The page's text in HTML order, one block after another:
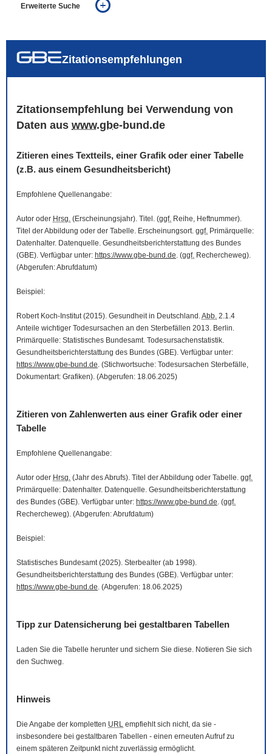
Erweiterte Suche
auch in allen Texten suchen (Volltextsuche)
Zitationsempfehlungen
Zitationsempfehlung bei Verwendung von
Daten aus www.gbe-bund.de
Zitieren eines Textteils, einer Grafik oder einer Tabelle
(z.B. aus einem Gesundheitsbericht)
Empfohlene Quellenangabe:
Autor oder Hrsg. (Erscheinungsjahr). Titel. (ggf. Reihe, Heftnummer).
Titel der Abbildung oder der Tabelle. Erscheinungsort. ggf. Primärquelle:
Datenhalter. Datenquelle. Gesundheitsberichterstattung des Bundes
(GBE). Verfügbar unter: https://www.gbe-bund.de. (ggf. Rechercheweg).
(Abgerufen: Abrufdatum)
Beispiel:
Robert Koch-Institut (2015). Gesundheit in Deutschland.Abb. 2.1.4
Anteile wichtiger Todesursachen an den Sterbefällen 2013. Berlin.
Primärquelle: Statistisches Bundesamt. Todesursachenstatistik.
Gesundheitsberichterstattung des Bundes (GBE). Verfügbar unter:
https://www.gbe-bund.de. (Stichwortsuche: Todesursachen Sterbefälle,
Dokumentart: Grafiken). (Abgerufen: 18.06.2025)
Zitieren von Zahlenwerten aus einer Grafik oder einer
Tabelle
Empfohlene Quellenangabe:
Autor oder Hrsg. (Jahr des Abrufs). Titel der Abbildung oder Tabelle. ggf.
Primärquelle: Datenhalter. Datenquelle. Gesundheitsberichterstattung
des Bundes (GBE). Verfügbar unter: https://www.gbe-bund.de. (ggf.
Rechercheweg). (Abgerufen: Abrufdatum)
Beispiel:
Statistisches Bundesamt (2025). Sterbealter (ab 1998).
Gesundheitsberichterstattung des Bundes (GBE). Verfügbar unter:
https://www.gbe-bund.de. (Abgerufen: 18.06.2025)
Tipp zur Datensicherung bei gestaltbaren Tabellen
Laden Sie die Tabelle herunter und sichern Sie diese. Notieren Sie sich
den Suchweg.
Hinweis
Die Angabe der kompletten URL empfiehlt sich nicht, da sie -
insbesondere bei gestaltbaren Tabellen - einen erneuten Aufruf zu
einem späteren Zeitpunkt nicht zuverlässig ermöglicht.